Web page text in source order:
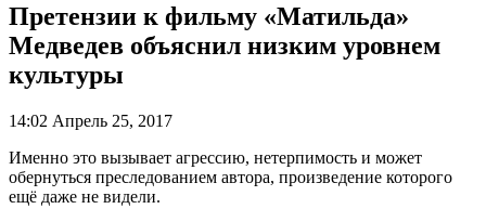
Претензии к фильму «Матильда»
Медведев объяснил низким уровнем
культуры
14:02 Апрель 25, 2017
Именно это вызывает агрессию, нетерпимость и может
обернуться преследованием автора, произведение которого
ещё даже не видели.